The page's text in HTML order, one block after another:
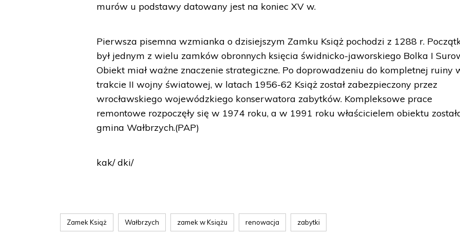
murów u podstawy datowany jest na koniec XV w.
Pierwsza pisemna wzmianka o dzisiejszym Zamku Książ pochodzi z 1288 r.
był jednym z wielu zamków obronnych księcia świdnicko-jaworskiego Bolka I
Obiekt miał ważne znaczenie strategiczne. Po doprowadzeniu do kompletnej ruiny
trakcie II wojny światowej, w latach 1956-62 Książ został zabezpieczony przez
wrocławskiego wojewódzkiego konserwatora zabytków. Kompleksowe prace
remontowe rozpoczęły się w 1974 roku, a w 1991 roku właścicielem obiektu
gmina Wałbrzych.(PAP)
kak/ dki/
Zamek Książ Wałbrzych zamek w Książu renowacja zabytki